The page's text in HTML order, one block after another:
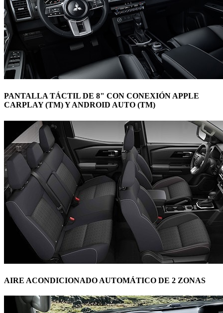
PANTALLA TÁCTIL DE 8" CON CONEXIÓN APPLE
CARPLAY (TM) Y ANDROID AUTO (TM)
AIRE ACONDICIONADO AUTOMÁTICO DE 2 ZONAS